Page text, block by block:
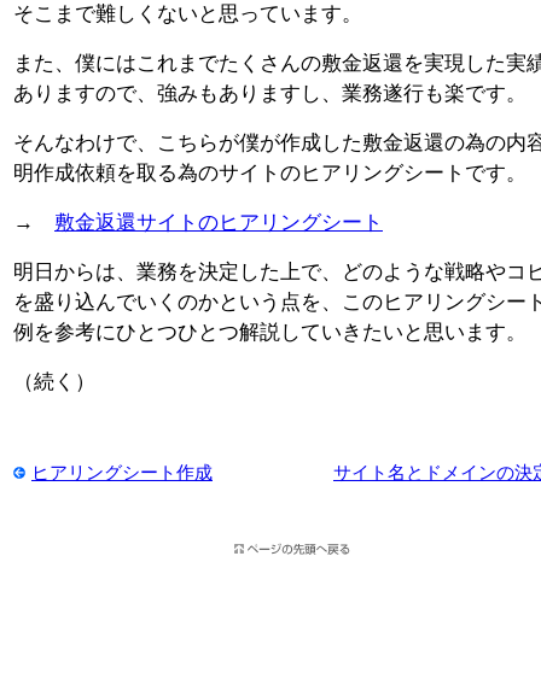
そこまで難しくないと思っています。
また、僕にはこれまでたくさんの敷金返還を実現した実
ありますので、強みもありますし、業務遂行も楽です。
そんなわけで、こちらが僕が作成した敷金返還の為の内
明作成依頼を取る為のサイトのヒアリングシートです。
→ 敷金返還サイトのヒアリングシート
明日からは、業務を決定した上で、どのような戦略やコ
を盛り込んでいくのかという点を、このヒアリングシー
例を参考にひとつひとつ解説していきたいと思います。
（続く）
ヒアリングシート作成 サイト名とドメインの決